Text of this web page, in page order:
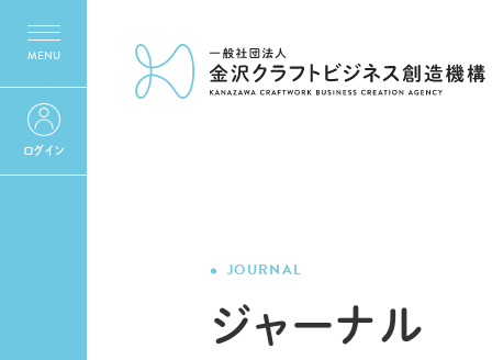
ログイン
ジャーナル
JOURNAL